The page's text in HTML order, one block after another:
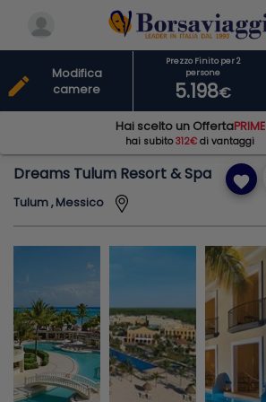
Dreams Tulum Resort & Spa favorite
Tulum , Messico
Prezzo Finito per 2
persone
5.198€
edit
Modifica
camere
Hai scelto un OffertaPRIME
hai subito312€ di vantaggi